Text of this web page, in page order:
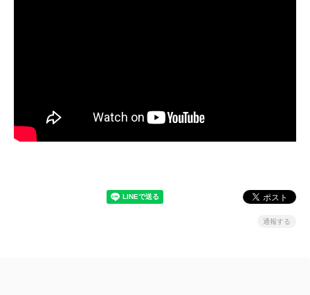
通報する